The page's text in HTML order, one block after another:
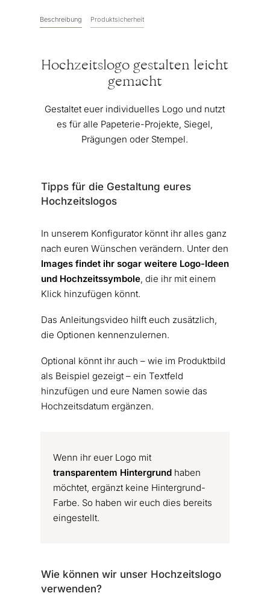
Beschreibung Produktsicherheit
Hochzeitslogo gestalten leicht
gemacht
Gestaltet euer individuelles Logo und nutzt
es für alle Papeterie-Projekte, Siegel,
Prägungen oder Stempel.
Tipps für die Gestaltung eures
Hochzeitslogos
In unserem Konfigurator könnt ihr alles ganz
nach euren Wünschen verändern. Unter den
Images findet ihr sogar weitere Logo-Ideen
und Hochzeitssymbole, die ihr mit einem
Klick hinzufügen könnt.
Das Anleitungsvideo hilft euch zusätzlich,
die Optionen kennenzulernen.
Optional könnt ihr auch – wie im Produktbild
als Beispiel gezeigt – ein Textfeld
hinzufügen und eure Namen sowie das
Hochzeitsdatum ergänzen.
Wenn ihr euer Logo mit
transparentem Hintergrundhaben
möchtet, ergänzt keine Hintergrund-
Farbe. So haben wir euch dies bereits
eingestellt.
Wie können wir unser Hochzeitslogo
verwenden?